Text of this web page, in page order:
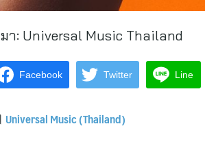
า: Universal Music Thailand
Facebook Twitter Line
Universal Music (Thailand)